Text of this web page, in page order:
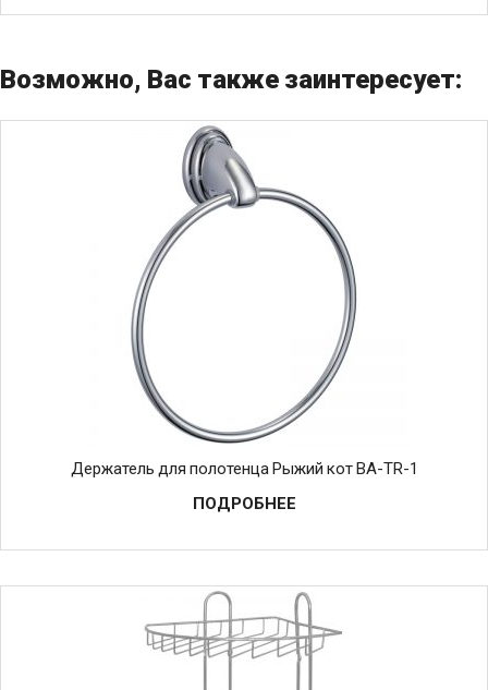
Возможно, Вас также заинтересует:
Держатель для полотенца Рыжий кот BA-TR-1
ПОДРОБНЕЕ